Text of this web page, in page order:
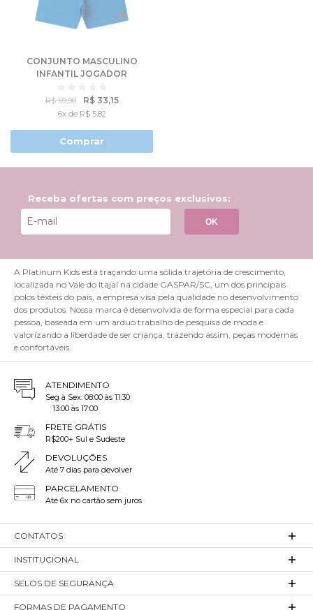
CONJUNTO MASCULINO
INFANTIL JOGADOR
R$ 59,90 R$ 33,15
6x de R$ 5,82
Comprar
Receba ofertas com preços exclusivos:
OK
A Platinum Kids está traçando uma sólida trajetória de crescimento,
localizada no Vale do Itajaí na cidade GASPAR/SC, um dos principais
polos têxteis do país, a empresa visa pela qualidade no desenvolvimento
dos produtos. Nossa marca é desenvolvida de forma especial para cada
pessoa, baseada em um arduo trabalho de pesquisa de moda e
valorizando a liberdade de ser criança, trazendo assim, peças modernas
e confortáveis.
ATENDIMENTO
Seg à Sex: 08:00 às 11:30
13:00 às 17:00
FRETE GRÁTIS
R$200+ Sul e Sudeste
DEVOLUÇÕES
Até 7 dias para devolver
PARCELAMENTO
Até 6x no cartão sem juros
CONTATOS
INSTITUCIONAL
SELOS DE SEGURANÇA
FORMAS DE PAGAMENTO